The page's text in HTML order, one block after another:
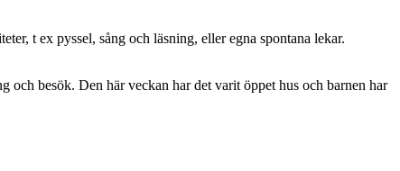
t ex pyssel, sång och läsning, eller egna spontana lekar.
besök. Den här veckan har det varit öppet hus och barnen har